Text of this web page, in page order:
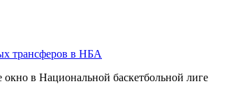
трансферов в НБА
окно в Национальной баскетбольной лиге